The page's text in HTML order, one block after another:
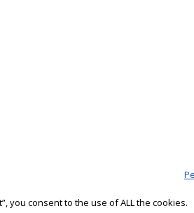
you consent to the use of ALL the cookies.